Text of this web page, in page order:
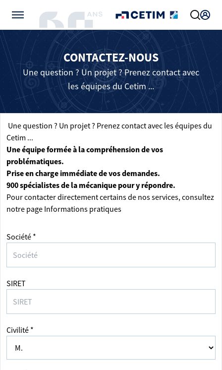
CONTACTEZ-NOUS
Une question ? Un projet ? Prenez contact avec
les équipes du Cetim ...
Une question ? Un projet ? Prenez contact avec les équipes du
Cetim ...
Une équipe formée à la compréhension de vos
problématiques.
Prise en charge immédiate de vos demandes.
900 spécialistes de la mécanique pour y répondre.
Pour contacter directement certains de nos services, consultez
notre page Informations pratiques
Société *
SIRET
Civilité *